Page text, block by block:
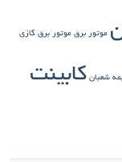
موتور برق موتور برق گازی
شعبان کابینت